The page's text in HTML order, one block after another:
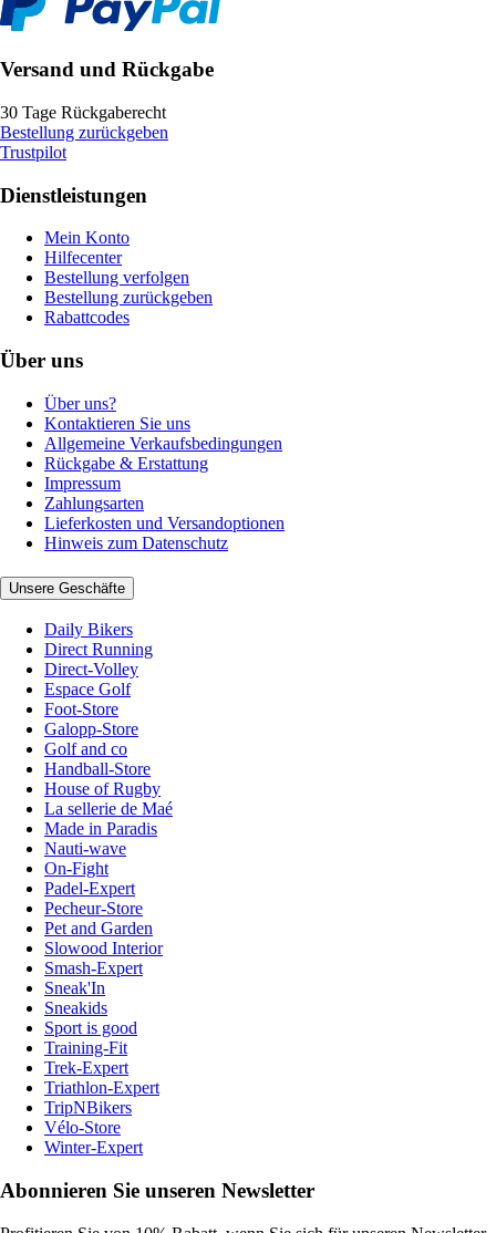
Versand und Rückgabe
30 Tage Rückgaberecht
Bestellung zurückgeben
Trustpilot
Dienstleistungen
Mein Konto
Hilfecenter
Bestellung verfolgen
Bestellung zurückgeben
Rabattcodes
Über uns
Über uns?
Kontaktieren Sie uns
Allgemeine Verkaufsbedingungen
Rückgabe & Erstattung
Impressum
Zahlungsarten
Lieferkosten und Versandoptionen
Hinweis zum Datenschutz
Unsere Geschäfte
Daily Bikers
Direct Running
Direct-Volley
Espace Golf
Foot-Store
Galopp-Store
Golf and co
Handball-Store
House of Rugby
La sellerie de Maé
Made in Paradis
Nauti-wave
On-Fight
Padel-Expert
Pecheur-Store
Pet and Garden
Slowood Interior
Smash-Expert
Sneak'In
Sneakids
Sport is good
Training-Fit
Trek-Expert
Triathlon-Expert
TripNBikers
Vélo-Store
Winter-Expert
Abonnieren Sie unseren Newsletter